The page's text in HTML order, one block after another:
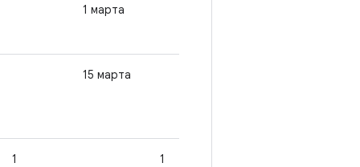
1 марта
15 марта
1
1